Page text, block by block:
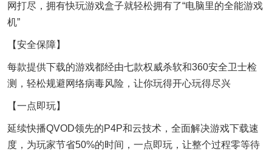
网打尽，拥有快玩游戏盒子就轻松拥有了“电脑里的全能游戏
机”
【安全保障】
每款提供下载的游戏都经由七款权威杀软和360安全卫士检
测，轻松规避网络病毒风险，让你玩得开心玩得尽兴
【一点即玩】
延续快播QVOD领先的P4P和云技术，全面解决游戏下载速
度，为玩家节省50%的时间，一点即玩，让整个过程零等待